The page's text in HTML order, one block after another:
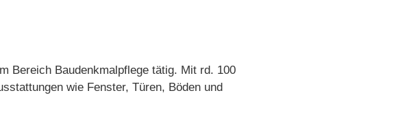
Bereich Baudenkmalpflege tätig. Mit rd. 100
wie Fenster, Türen, Böden und